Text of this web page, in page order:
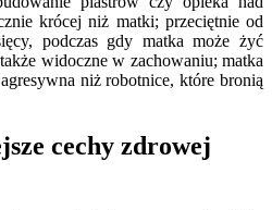
krócej niż matki; przeciętnie od
podczas gdy matka może żyć
widoczne w zachowaniu; matka
niż robotnice, które bronią
cechy zdrowej